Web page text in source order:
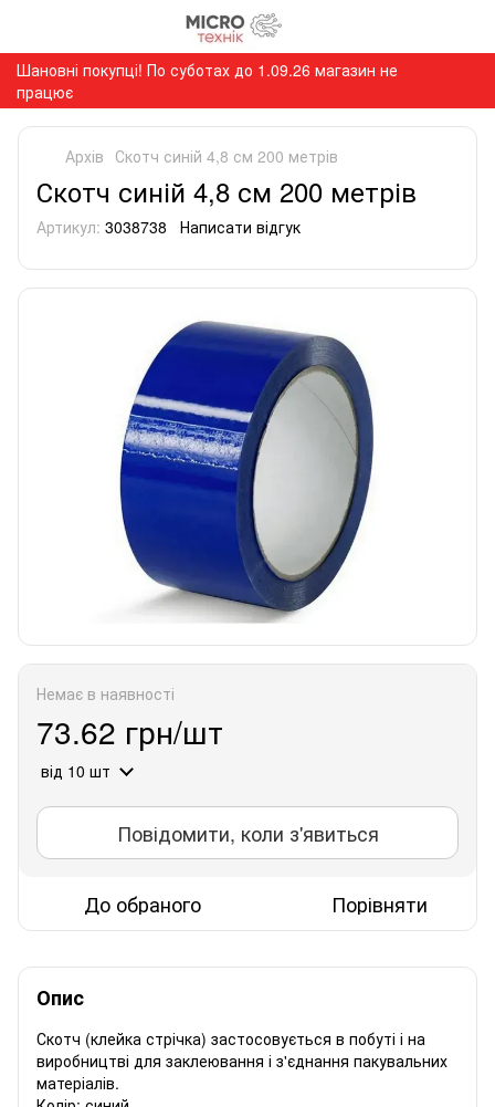
Шановні покупці! По суботах до 1.09.26 магазин не
працює
Архів Скотч синій 4,8 см 200 метрів
Скотч синій 4,8 см 200 метрів
Артикул: 3038738 Написати відгук
Немає в наявності
73.62 грн/шт
від 10 шт
Повідомити, коли з'явиться
До обраного Порівняти
Опис
Скотч (клейка стрічка) застосовується в побуті і на
виробництві для заклеювання і з'єднання пакувальних
матеріалів.